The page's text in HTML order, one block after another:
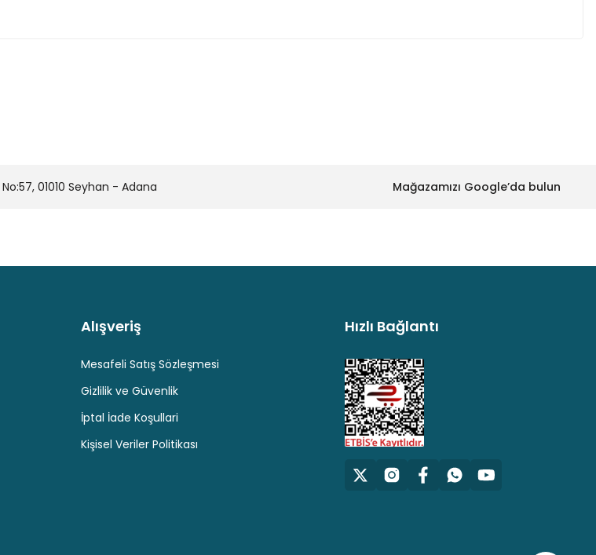
01010 Seyhan - Adana Mağazamızı Google’da bulun
Hediyeli Ürün Seçenekleri
Alışveriş
Mesafeli Satış Sözleşmesi
Gizlilik ve Güvenlik
İptal İade Koşullari
Kişisel Veriler Politikası
Hızlı Bağlantı